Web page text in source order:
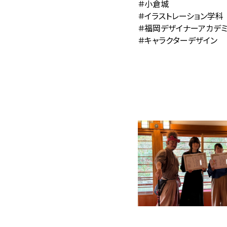
＃小倉城
＃イラストレーション学科
＃福岡デザイナーアカデ
＃キャラクターデザイン